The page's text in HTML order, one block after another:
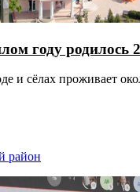
году родилось
и сёлах проживает
район